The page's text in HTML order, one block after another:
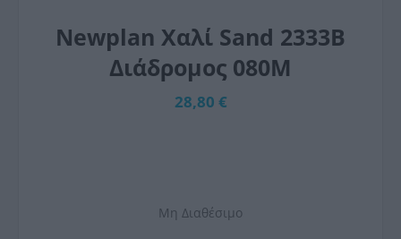
Newplan Χαλί Sand 2333B
Διάδρομος 080M
28,80 €
Μη Διαθέσιμο